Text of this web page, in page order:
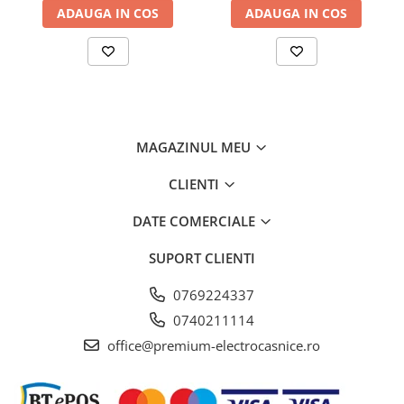
BioFresh cu HydroBreeze
Doriţi să refrigeraţi fructele şi legumele ca profesioniştii?
HydroBreeze vă va încânta: Ceaţa rece, împreună cu
ADAUGA IN COS
Control electronic, Argintiu
ADAUGA IN COS
MAGAZINUL MEU
CLIENTI
DATE COMERCIALE
SUPORT CLIENTI
0769224337
0740211114
office@premium-electrocasnice.ro